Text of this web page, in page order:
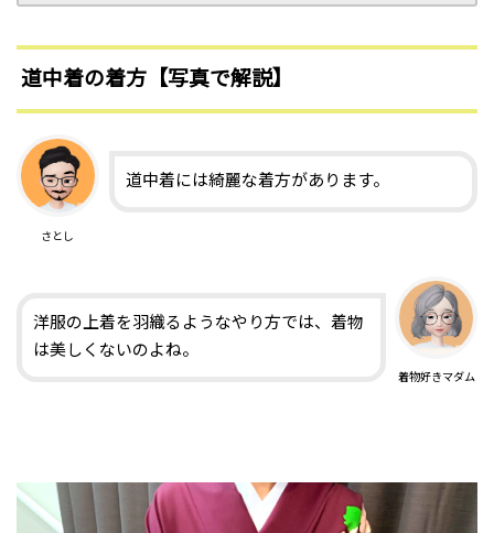
道中着の着方【写真で解説】
さとし
道中着には綺麗な着方があります。
着物好きマダム
洋服の上着を羽織るようなやり方では、着物
は美しくないのよね。